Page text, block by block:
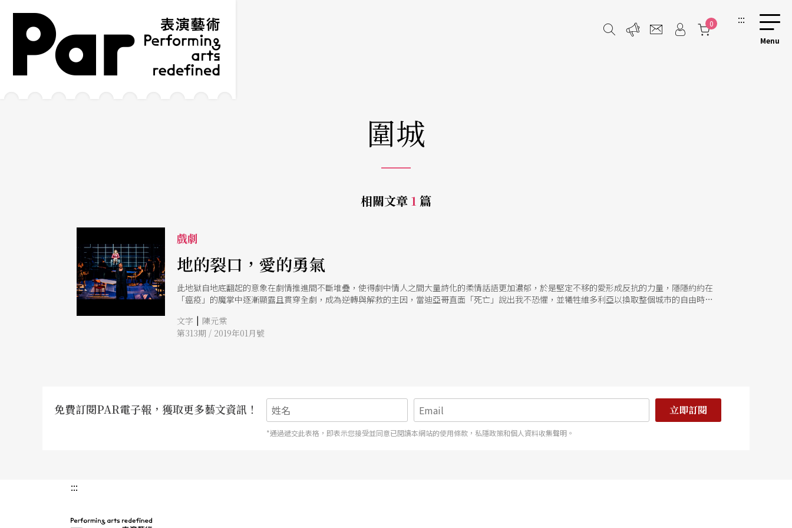
跳到主要內容區塊
網站導覽
0 :::
圍城
相關文章 1 篇
戲劇
地的裂口，愛的勇氣
此地獄自地底翻起的意象在劇情推進間不斷堆疊，使得劇中情人之間大量詩化的柔情話語更加濃郁，於是堅定不移的愛形成反抗的力量，隱隱約約在
「瘟疫」的魔掌中逐漸顯露且貫穿全劇，成為逆轉與解救的主因，當迪亞哥直面「死亡」說出我不恐懼，並犧牲維多利亞以換取整個城市的自由時，
文字 | 陳元棠
第313期 / 2019年01月號
免費訂閱PAR電子報，獲取更多藝文資訊！ 立即訂閱
*通過遞交此表格，即表示您接受並同意已閱讀本網站的使用條款，私隱政策和個人資料收集聲明。
:::